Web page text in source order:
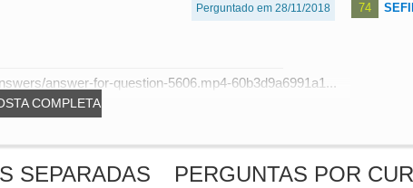
Perguntado em 28/11/2018
COMPLETA
answer-for-question-5606.mp4-60b3d9a6991a1...
74
SEPARADAS
PERGUNTAS POR